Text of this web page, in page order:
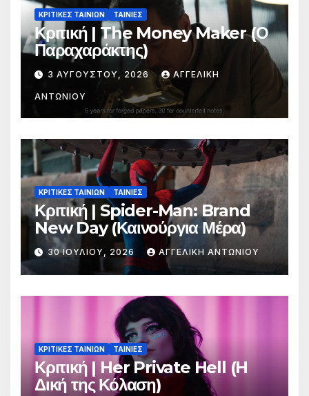
ΚΡΙΤΙΚΕΣ ΤΑΙΝΙΩΝ ΤΑΙΝΙΕΣ
Κριτική | The Money Maker (Ο
Παραχαράκτης)
3 ΑΥΓΟΎΣΤΟΥ, 2026 ΑΓΓΕΛΙΚΉ
ΑΝΤΩΝΊΟΥ
ΚΡΙΤΙΚΕΣ ΤΑΙΝΙΩΝ ΤΑΙΝΙΕΣ
Κριτική | Spider-Man: Brand
New Day (Καινούργια Μέρα)
30 ΙΟΥΛΊΟΥ, 2026 ΑΓΓΕΛΙΚΉ ΑΝΤΩΝΊΟΥ
ΚΡΙΤΙΚΕΣ ΤΑΙΝΙΩΝ ΤΑΙΝΙΕΣ
Κριτική | Her Private Hell (H
Δική της Κόλαση)